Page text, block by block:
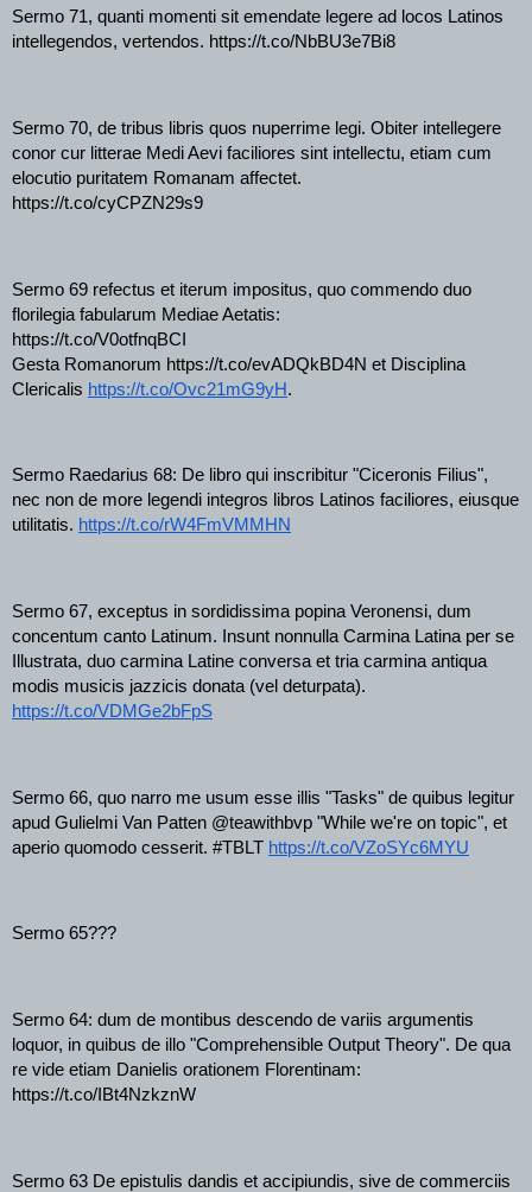
Sermo 71, quanti momenti sit emendate legere ad locos Latinos
intellegendos, vertendos. https://t.co/NbBU3e7Bi8
Sermo 70, de tribus libris quos nuperrime legi. Obiter intellegere
conor cur litterae Medi Aevi faciliores sint intellectu, etiam cum
elocutio puritatem Romanam affectet.
https://t.co/cyCPZN29s9
Sermo 69 refectus et iterum impositus, quo commendo duo
florilegia fabularum Mediae Aetatis:
https://t.co/V0otfnqBCI
Gesta Romanorum https://t.co/evADQkBD4N et Disciplina
Clericalis https://t.co/Ovc21mG9yH.
Sermo Raedarius 68: De libro qui inscribitur "Ciceronis Filius",
nec non de more legendi integros libros Latinos faciliores, eiusque
utilitatis. https://t.co/rW4FmVMMHN
Sermo 67, exceptus in sordidissima popina Veronensi, dum
concentum canto Latinum. Insunt nonnulla Carmina Latina per se
Illustrata, duo carmina Latine conversa et tria carmina antiqua
modis musicis jazzicis donata (vel deturpata).
https://t.co/VDMGe2bFpS
Sermo 66, quo narro me usum esse illis "Tasks" de quibus legitur
apud Gulielmi Van Patten @teawithbvp "While we're on topic", et
aperio quomodo cesserit. #TBLT https://t.co/VZoSYc6MYU
Sermo 65???
Sermo 64: dum de montibus descendo de variis argumentis
loquor, in quibus de illo "Comprehensible Output Theory". De qua
re vide etiam Danielis orationem Florentinam:
https://t.co/IBt4NzkznW
Sermo 63 De epistulis dandis et accipiundis, sive de commerciis